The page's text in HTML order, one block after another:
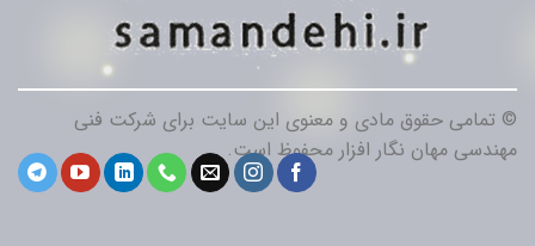
© تمامی حقوق مادی و معنوی این سایت برای شرکت فنی
مهندسی مهان نگار افزار محفوظ است.